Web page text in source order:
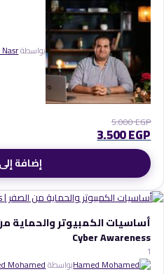
بواسطة
5.000EGP
3.500EGP
إضافة
Cyber Awareness
1
بواسطةMohamed